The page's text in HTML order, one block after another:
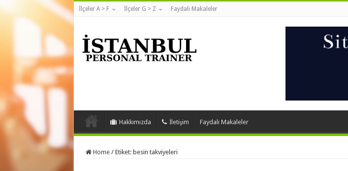
İlçeler A > F İlçeler G > Z Faydalı Makaleler
Hakkımızda İletişim Faydalı Makaleler
Home / Etiket: besin takviyeleri